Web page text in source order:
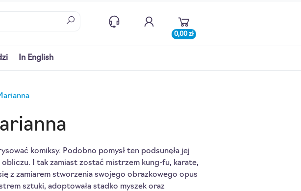
0,00 zł
In English
komiksy. Podobno pomysł ten podsunęła jej
I tak zamiast zostać mistrzem kung-fu, karate,
z zamiarem stworzenia swojego obrazkowego opus
sztuki, adoptowała stadko myszek oraz